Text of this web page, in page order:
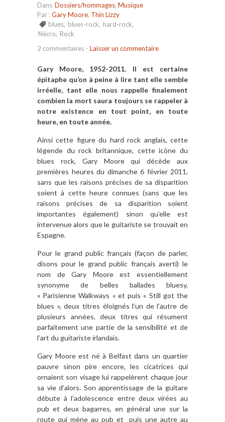
Dans Dossiers/hommages, Musique
Par :Gary Moore, Thin Lizzy
blues, blues-rock, hard-rock,
Nécro, Rock
2 commentaires - Laisser un commentaire
Gary Moore, 1952-2011. Il est certaine
épitaphe qu’on à peine à lire tant elle semble
irréelle, tant elle nous rappelle finalement
combien la mort saura toujours se rappeler à
notre existence en tout point, en toute
heure, en toute année.
Ainsi cette figure du hard rock anglais, cette
légende du rock britannique, cette icône du
blues rock, Gary Moore qui décède aux
premières heures du dimanche 6 février 2011,
sans que les raisons précises de sa disparition
soient à cette heure connues (sans que les
raisons précises de sa disparition soient
importantes également) sinon qu’elle est
intervenue alors que le guitariste se trouvait en
Espagne.
Pour le grand public français (façon de parler,
disons pour le grand public français averti) le
nom de Gary Moore est essentiellement
synonyme de belles ballades bluesy,
« Parisienne Walkways « et puis « Still got the
blues », deux titres éloignés l’un de l’autre de
plusieurs années, deux titres qui résument
parfaitement une partie de la sensibilité et de
l’art du guitariste irlandais.
Gary Moore est né à Belfast dans un quartier
pauvre sinon pire encore, les cicatrices qui
ornaient son visage lui rappelèrent chaque jour
sa vie d’alors. Son apprentissage de la guitare
débute à l’adolescence entre deux virées au
pub et deux bagarres, en général une sur la
route qui mène au pub et puis une autre au